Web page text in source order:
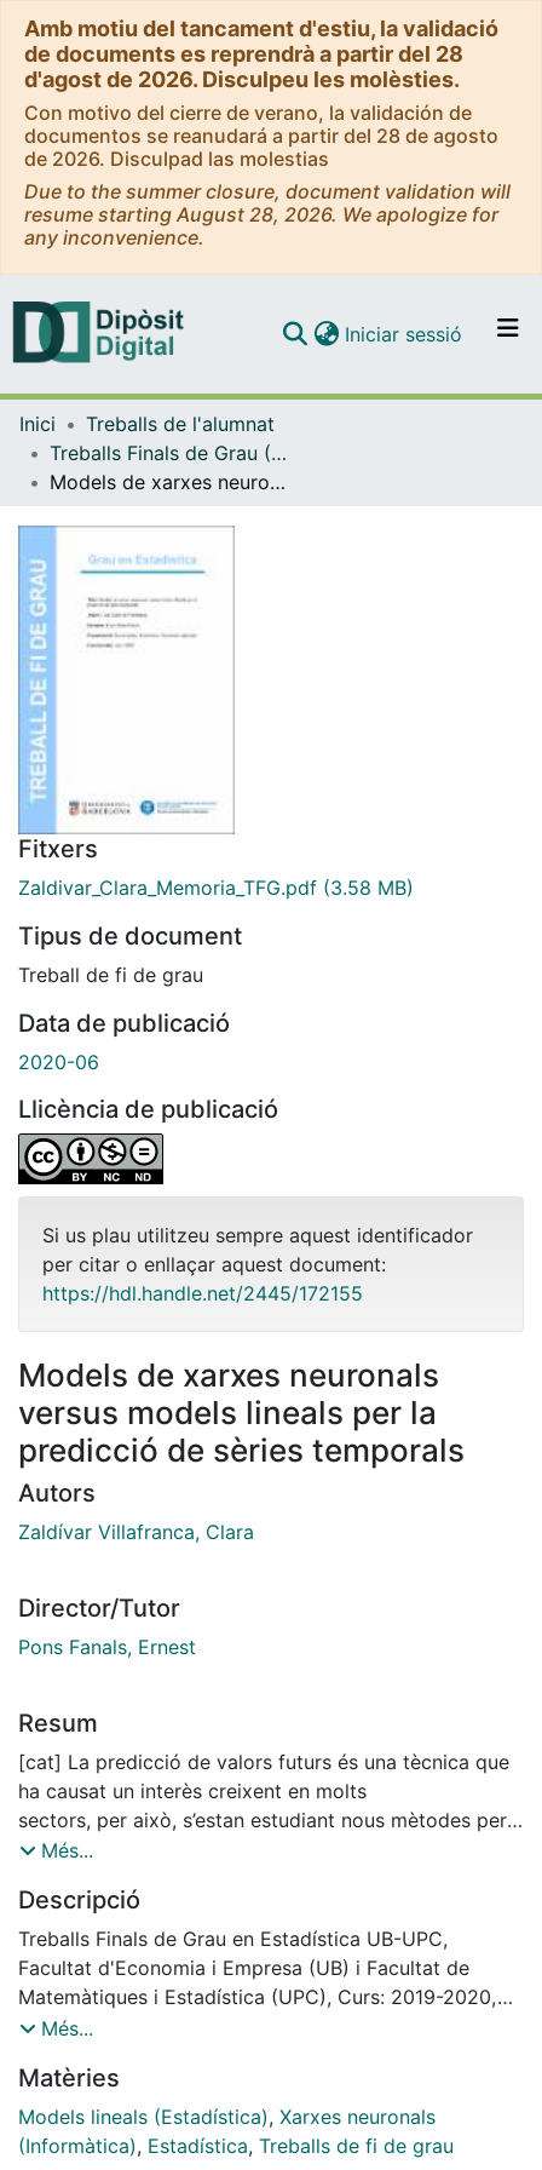
Amb motiu del tancament d'estiu, la validació
de documents es reprendrà a partir del 28
d'agost de 2026. Disculpeu les molèsties.
Con motivo del cierre de verano, la validación de
documentos se reanudará a partir del 28 de agosto
de 2026. Disculpad las molestias
Due to the summer closure, document validation will
resume starting August 28, 2026. We apologize for
any inconvenience.
Navega per tot el DD
Iniciar sessió (current)
Inici
Treballs de l'alumnat
Treballs Finals de Grau (TFG) - Estadística UB-UPC
Models de xarxes neuronals versus models lineals per la predicció de sèries temporals
Fitxers
Zaldivar_Clara_Memoria_TFG.pdf (3.58 MB)
Tipus de document
Treball de fi de grau
Data de publicació
2020-06
Llicència de publicació
Si us plau utilitzeu sempre aquest identificador
per citar o enllaçar aquest document:
https://hdl.handle.net/2445/172155
Models de xarxes neuronals
versus models lineals per la
predicció de sèries temporals
Autors
Zaldívar Villafranca, Clara
Director/Tutor
Pons Fanals, Ernest
Resum
[cat] La predicció de valors futurs és una tècnica que
ha causat un interès creixent en molts
sectors, per això, s’estan estudiant nous mètodes per
tal de poder conèixer les situacions
treball de fi de grau, es realitzarà una
comparativa entre dos mètodes de predicció per
dades de sèries temporals, concretament,
dades que fan referència al turisme a Espanya des de
l’any 2000 fins l’actualitat. Per això
Per fer-ho, s’ha fet una àmplia
recerca dels mètodes i un anàlisi de les dades que
s’estudien. S’han implementat els
Més...
Descripció
Treballs Finals de Grau en Estadística UB-UPC,
Facultat d'Economia i Empresa (UB) i Facultat de
Matemàtiques i Estadística (UPC), Curs: 2019-2020,
Tutor: Ernest Pons Fanals
Més...
Matèries
Models lineals (Estadística), Xarxes neuronals
(Informàtica), Estadística, Treballs de fi de grau